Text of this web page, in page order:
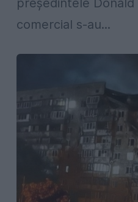
președintele
comercial s-au...